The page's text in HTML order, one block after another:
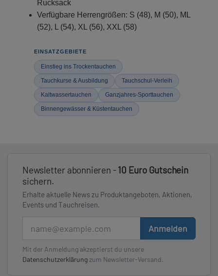
Rucksack
Verfügbare Herrengrößen: S (48), M (50), ML
(52), L (54), XL (56), XXL (58)
EINSATZGEBIETE
Einstieg ins Trockentauchen
Tauchkurse & Ausbildung Tauchschul-Verleih
Kaltwassertauchen Ganzjahres-Sporttauchen
Binnengewässer & Küstentauchen
Newsletter abonnieren -10 Euro Gutschein
sichern.
Erhalte aktuelle News zu Produktangeboten, Aktionen,
Events und Tauchreisen.
Anmelden
Mit der Anmeldung akzeptierst du unsere
Datenschutzerklärung zum Newsletter-Versand.